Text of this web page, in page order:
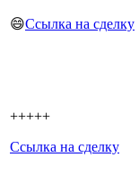
😄Ссылка на сделку
+++++
Ссылка на сделку